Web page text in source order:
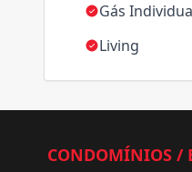
Gás
Living
CONDOMÍNIOS /